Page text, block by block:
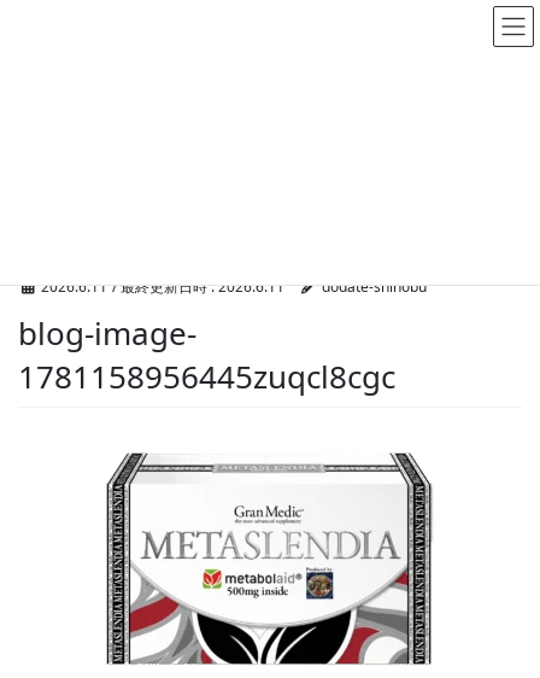
2026.6.11 / 最終更新日時 :2026.6.11 dodate-shinobu
blog-image-
1781158956445zuqcl8cgc